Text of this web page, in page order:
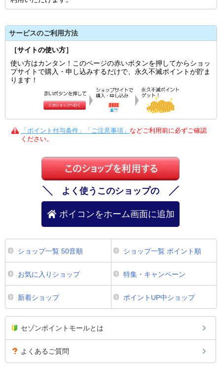
サービスのご利用方法
［サイトの使い方］
使い方はカンタン！このページの赤いボタンを押してからショッ
プサイトで購入・申し込みするだけで、永久不滅ポイントが貯ま
ります！
「ポイント付与条件」「ご注意事項」 などご利用前に必ずご確認
ください。
よく使うこのショップの
ポイコンをホーム画面に追加
ショップ一覧 50音順 ショップ一覧 ポイント順
お気に入りショップ 特集・キャンペーン
新着ショップ ポイントUP中ショップ
セゾンポイントモールとは
よくあるご質問